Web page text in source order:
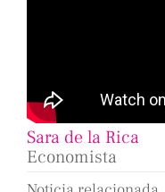
Sara de la Rica
Economista